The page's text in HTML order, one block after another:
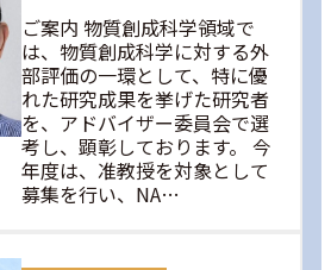
ご案内 物質創成科学領域で
は、物質創成科学に対する外
部評価の一環として、特に優
れた研究成果を挙げた研究者
を、アドバイザー委員会で選
考し、顕彰しております。 今
年度は、准教授を対象として
募集を行い、NA…